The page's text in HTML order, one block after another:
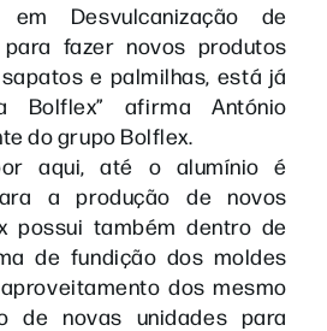
em Desvulcanização de
fazer novos produtos
e palmilhas, está já
Bolflex” afirma António
do grupo Bolflex.
aqui, até o alumínio é
a produção de novos
possui também dentro de
de fundição dos moldes
dos mesmo
de novas unidades para